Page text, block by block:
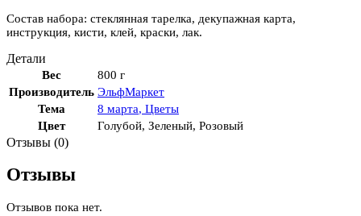
Состав набора: стеклянная тарелка, декупажная карта,
инструкция, кисти, клей, краски, лак.
Детали
Вес
800 г
Производитель ЭльфМаркет
Тема
8 марта, Цветы
Цвет
Голубой, Зеленый, Розовый
Отзывы (0)
Отзывы
Отзывов пока нет.